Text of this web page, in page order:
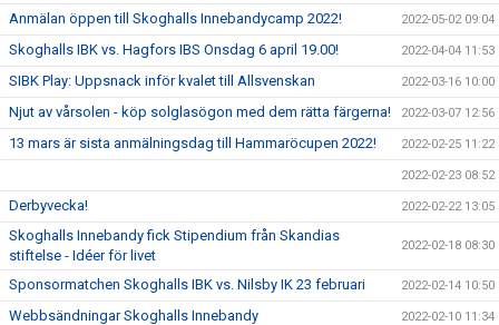
Anmälan öppen till Skoghalls Innebandycamp 2022! 2022-05-02 09:04
Skoghalls IBK vs. Hagfors IBS Onsdag 6 april 19.00! 2022-04-04 11:53
SIBK Play: Uppsnack inför kvalet till Allsvenskan 2022-03-16 10:00
Njut av vårsolen - köp solglasögon med dem rätta färgerna! 2022-03-07 12:56
13 mars är sista anmälningsdag till Hammaröcupen 2022! 2022-02-25 11:22
2022-02-23 08:52
Derbyvecka! 2022-02-22 13:05
Skoghalls Innebandy fick Stipendium från Skandias
stiftelse - Idéer för livet
2022-02-18 08:30
Sponsormatchen Skoghalls IBK vs. Nilsby IK 23 februari 2022-02-14 10:50
Webbsändningar Skoghalls Innebandy 2022-02-10 11:34